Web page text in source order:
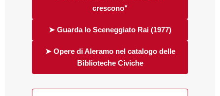
crescono"
➤ Guarda lo Sceneggiato Rai (1977)
➤ Opere di Aleramo nel catalogo delle
Biblioteche Civiche